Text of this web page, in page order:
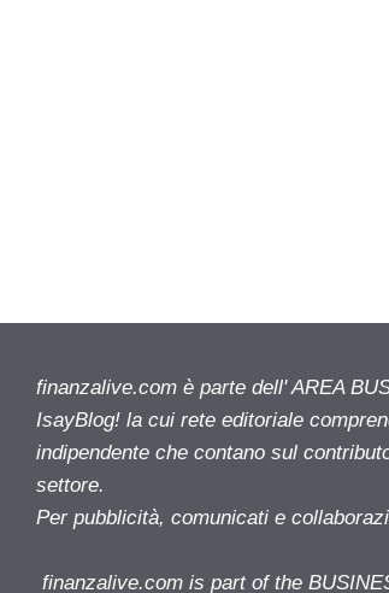
finanzalive.com è parte dell' AREA
IsayBlog! la cui rete editoriale
indipendente che contano sul
settore.
Per pubblicità, comunicati e
finanzalive.com is part of the